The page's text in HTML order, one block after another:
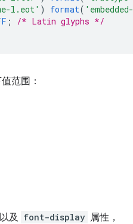
l.eot' ) format(
;
/* Latin glyphs */
范围：
及 font-display 属性，